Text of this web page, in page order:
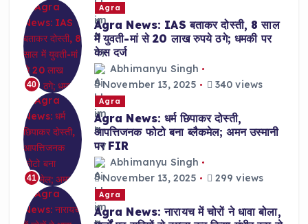
40
Agra
Agra News: IAS बताकर दोस्ती, 8 साल
में युवती-मां से 20 लाख रुपये ठगे; धमकी पर
केस दर्ज
Abhimanyu Singh
November 13, 2025
340 views
41
Agra
Agra News: धर्म छिपाकर दोस्ती,
आपत्तिजनक फोटो बना ब्लैकमेल; अमन उस्मानी
पर FIR
Abhimanyu Singh
November 13, 2025
299 views
Agra
Agra News: नारायच में चोरों ने धावा बोला,